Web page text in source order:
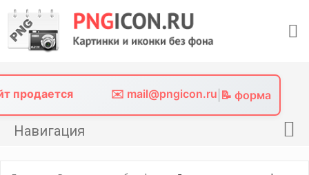
content
продается ✉️ mail@pngicon.ru 📝 форма
Навигация